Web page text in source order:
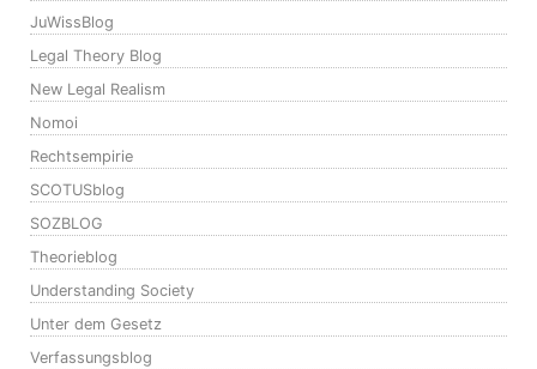
JuWissBlog
Legal Theory Blog
New Legal Realism
Nomoi
Rechtsempirie
SCOTUSblog
SOZBLOG
Theorieblog
Understanding Society
Unter dem Gesetz
Verfassungsblog